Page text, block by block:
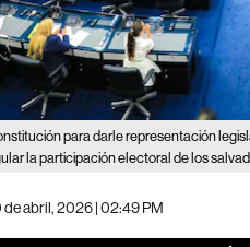
para darle representación
la participación electoral de los
de abril, 2026 | 02:49 PM